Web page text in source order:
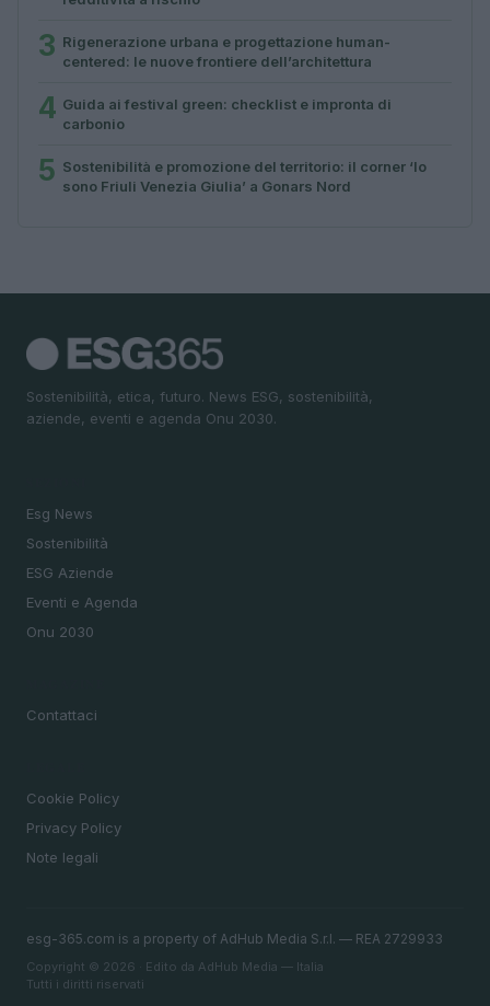
3 Rigenerazione urbana e progettazione human-
centered: le nuove frontiere dell’architettura
4 Guida ai festival green: checklist e impronta di
carbonio
5 Sostenibilità e promozione del territorio: il corner ‘Io
sono Friuli Venezia Giulia’ a Gonars Nord
Sostenibilità, etica, futuro. News ESG, sostenibilità,
aziende, eventi e agenda Onu 2030.
Esg News
Sostenibilità
ESG Aziende
Eventi e Agenda
Onu 2030
Contattaci
Cookie Policy
Privacy Policy
Note legali
esg-365.com is a property of AdHub Media S.r.l. — REA 2729933
Copyright © 2026 · Edito da AdHub Media — Italia
Tutti i diritti riservati